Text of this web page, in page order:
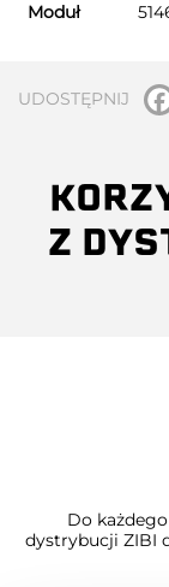
Moduł
UDOSTĘPNIJ
Z
Do
dystrybucji ZIBI